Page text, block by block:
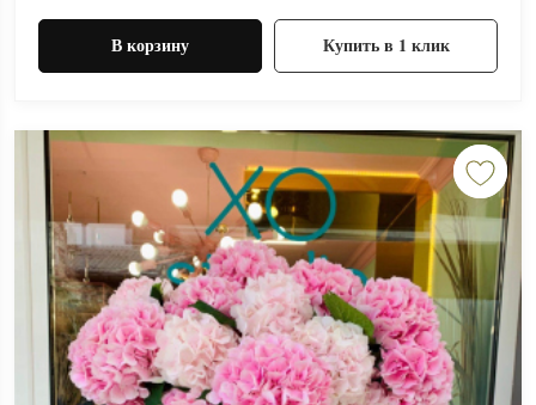
В корзину Купить в 1 клик